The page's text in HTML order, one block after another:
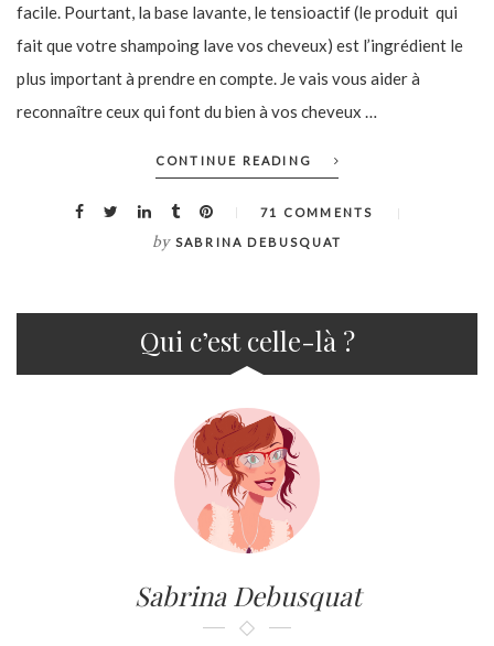
facile. Pourtant, la base lavante, le tensioactif (le produit qui
fait que votre shampoing lave vos cheveux) est l’ingrédient le
plus important à prendre en compte. Je vais vous aider à
reconnaître ceux qui font du bien à vos cheveux …
CONTINUE READING
71 COMMENTS
by SABRINA DEBUSQUAT
Qui c’est celle-là ?
Sabrina Debusquat